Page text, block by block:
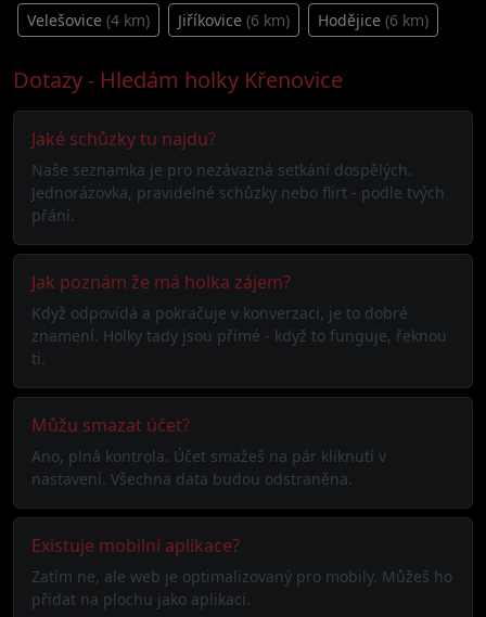
Velešovice (4 km) Jiříkovice (6 km) Hodějice (6 km)
Dotazy - Hledám holky Křenovice
Jaké schůzky tu najdu?
Naše seznamka je pro nezávazná setkání dospělých.
Jednorázovka, pravidelné schůzky nebo flirt - podle tvých
přání.
Jak poznám že má holka zájem?
Když odpovídá a pokračuje v konverzaci, je to dobré
znamení. Holky tady jsou přímé - když to funguje, řeknou
ti.
Můžu smazat účet?
Ano, plná kontrola. Účet smažeš na pár kliknutí v
nastavení. Všechna data budou odstraněna.
Existuje mobilní aplikace?
Zatím ne, ale web je optimalizovaný pro mobily. Můžeš ho
přidat na plochu jako aplikaci.